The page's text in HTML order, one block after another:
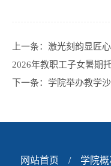
上一条： 激光刻韵显匠
2026年教职工子女暑期
下一条： 学院举办教学
网站首页 / 学院